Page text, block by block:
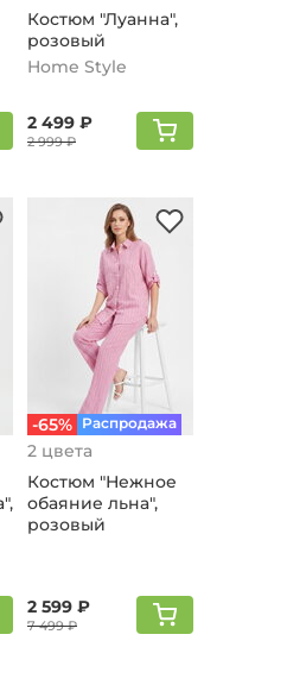
Костюм "Луанна",
розовый
Home Style
2 499 ₽
2 999 ₽
-65% Распродажа
2 цвета
Костюм "Нежное
обаяние льна",
розовый
2 599 ₽
7 499 ₽